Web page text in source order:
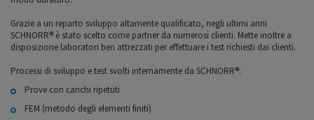
Grazie a un reparto sviluppo altamente qualificato, negli ultimi anni
SCHNORR® è stato scelto come partner da numerosi clienti. Mette inoltre a
disposizione laboratori ben attrezzati per effettuare i test richiesti dai clienti.
Processi di sviluppo e test svolti internamente da SCHNORR®:
Prove con carichi ripetuti
FEM (metodo degli elementi finiti)